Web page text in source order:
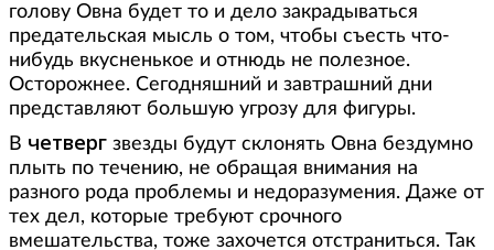
голову Овна будет то и дело закрадываться
предательская мысль о том, чтобы съесть что-
нибудь вкусненькое и отнюдь не полезное.
Осторожнее. Сегодняшний и завтрашний дни
представляют большую угрозу для фигуры.
В четверг звезды будут склонять Овна бездумно
плыть по течению, не обращая внимания на
разного рода проблемы и недоразумения. Даже от
тех дел, которые требуют срочного
вмешательства, тоже захочется отстраниться. Так